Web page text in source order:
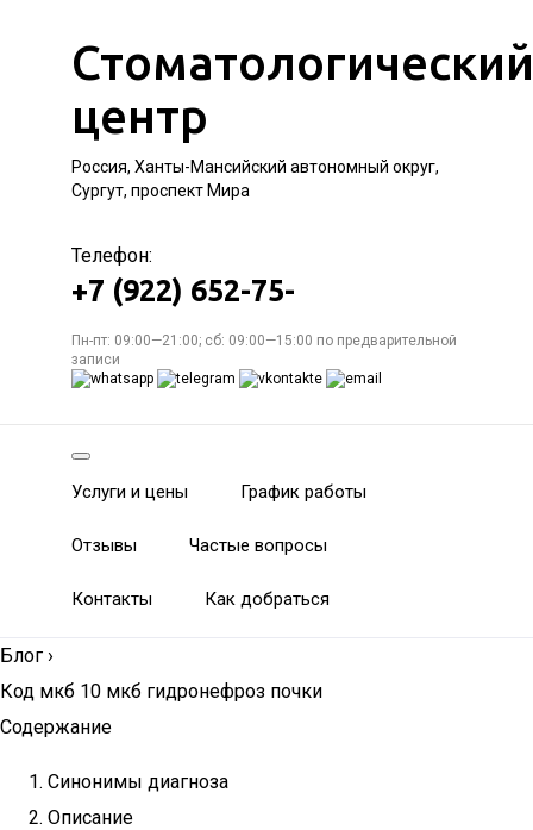
Стоматологический
центр
Россия, Ханты-Мансийский автономный округ,
Сургут, проспект Мира
Телефон:
+7 (922) 652-75-
Пн-пт: 09:00—21:00; сб: 09:00—15:00 по предварительной
записи
Услуги и цены График работы
Отзывы Частые вопросы
Контакты Как добраться
Блог ›
Код мкб 10 мкб гидронефроз почки
Содержание
Синонимы диагноза
Описание